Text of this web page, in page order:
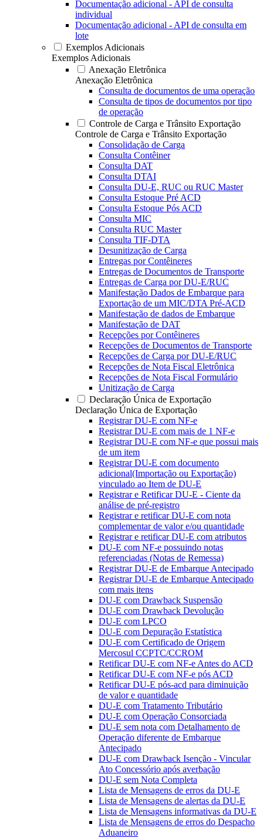
Documentação adicional - API de consulta
individual
Documentação adicional - API de consulta em
lote
Exemplos Adicionais
Exemplos Adicionais
Anexação Eletrônica
Anexação Eletrônica
Consulta de documentos de uma operação
Consulta de tipos de documentos por tipo
de operação
Controle de Carga e Trânsito Exportação
Controle de Carga e Trânsito Exportação
Consolidação de Carga
Consulta Contêiner
Consulta DAT
Consulta DTAI
Consulta DU-E, RUC ou RUC Master
Consulta Estoque Pré ACD
Consulta Estoque Pós ACD
Consulta MIC
Consulta RUC Master
Consulta TIF-DTA
Desunitização de Carga
Entregas por Contêineres
Entregas de Documentos de Transporte
Entregas de Carga por DU-E/RUC
Manifestação Dados de Embarque para
Exportação de um MIC/DTA Pré-ACD
Manifestação de dados de Embarque
Manifestação de DAT
Recepções por Contêineres
Recepções de Documentos de Transporte
Recepções de Carga por DU-E/RUC
Recepções de Nota Fiscal Eletrônica
Recepções de Nota Fiscal Formulário
Unitização de Carga
Declaração Única de Exportação
Declaração Única de Exportação
Registrar DU-E com NF-e
Registrar DU-E com mais de 1 NF-e
Registrar DU-E com NF-e que possui mais
de um item
Registrar DU-E com documento
adicional(Importação ou Exportação)
vinculado ao Item de DU-E
Registrar e Retificar DU-E - Ciente da
análise de pré-registro
Registrar e retificar DU-E com nota
complementar de valor e/ou quantidade
Registrar e retificar DU-E com atributos
DU-E com NF-e possuindo notas
referenciadas (Notas de Remessa)
Registrar DU-E de Embarque Antecipado
Registrar DU-E de Embarque Antecipado
com mais itens
DU-E com Drawback Suspensão
DU-E com Drawback Devolução
DU-E com LPCO
DU-E com Depuração Estatística
DU-E com Certificado de Origem
Mercosul CCPTC/CCROM
Retificar DU-E com NF-e Antes do ACD
Retificar DU-E com NF-e pós ACD
Retificar DU-E pós-acd para diminuição
de valor e quantidade
DU-E com Tratamento Tributário
DU-E com Operação Consorciada
DU-E sem nota com Detalhamento de
Operação diferente de Embarque
Antecipado
DU-E com Drawback Isenção - Vincular
Ato Concessório após averbação
DU-E sem Nota Completa
Lista de Mensagens de erros da DU-E
Lista de Mensagens de alertas da DU-E
Lista de Mensagens informativas da DU-E
Lista de Mensagens de erros do Despacho
Aduaneiro